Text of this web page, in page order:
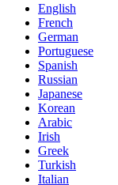
English
French
German
Portuguese
Spanish
Russian
Japanese
Korean
Arabic
Irish
Greek
Turkish
Italian